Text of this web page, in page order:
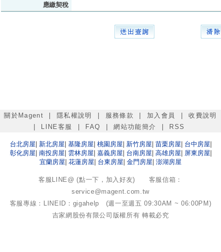
應繳契稅
關於Magent 隱私權說明 服務條款 加入會員
收費說明
LINE客服 FAQ 網站功能簡介 RSS
台北房屋 新北房屋 基隆房屋 桃園 房屋 新竹房屋 苗栗房屋 台中房屋
彰化房屋 南投房屋 雲林房屋 嘉義房屋 台南房屋 高雄房屋 屏東房屋
宜蘭房屋 花蓮房屋 台東房屋 金門 房屋 澎湖房屋
客服LINE@ (點一下，加入好友) 客服信箱：
service@magent.com.tw
客服專線：LINEID：gigahelp (週一至週五 09:30AM ~ 06:00PM)
吉家網股份有限公司 版權所有 轉載必究